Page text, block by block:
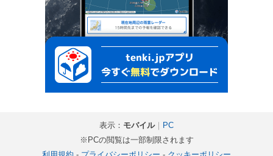
表示： モバイル｜ PC
※PCの閲覧は一部制限されます